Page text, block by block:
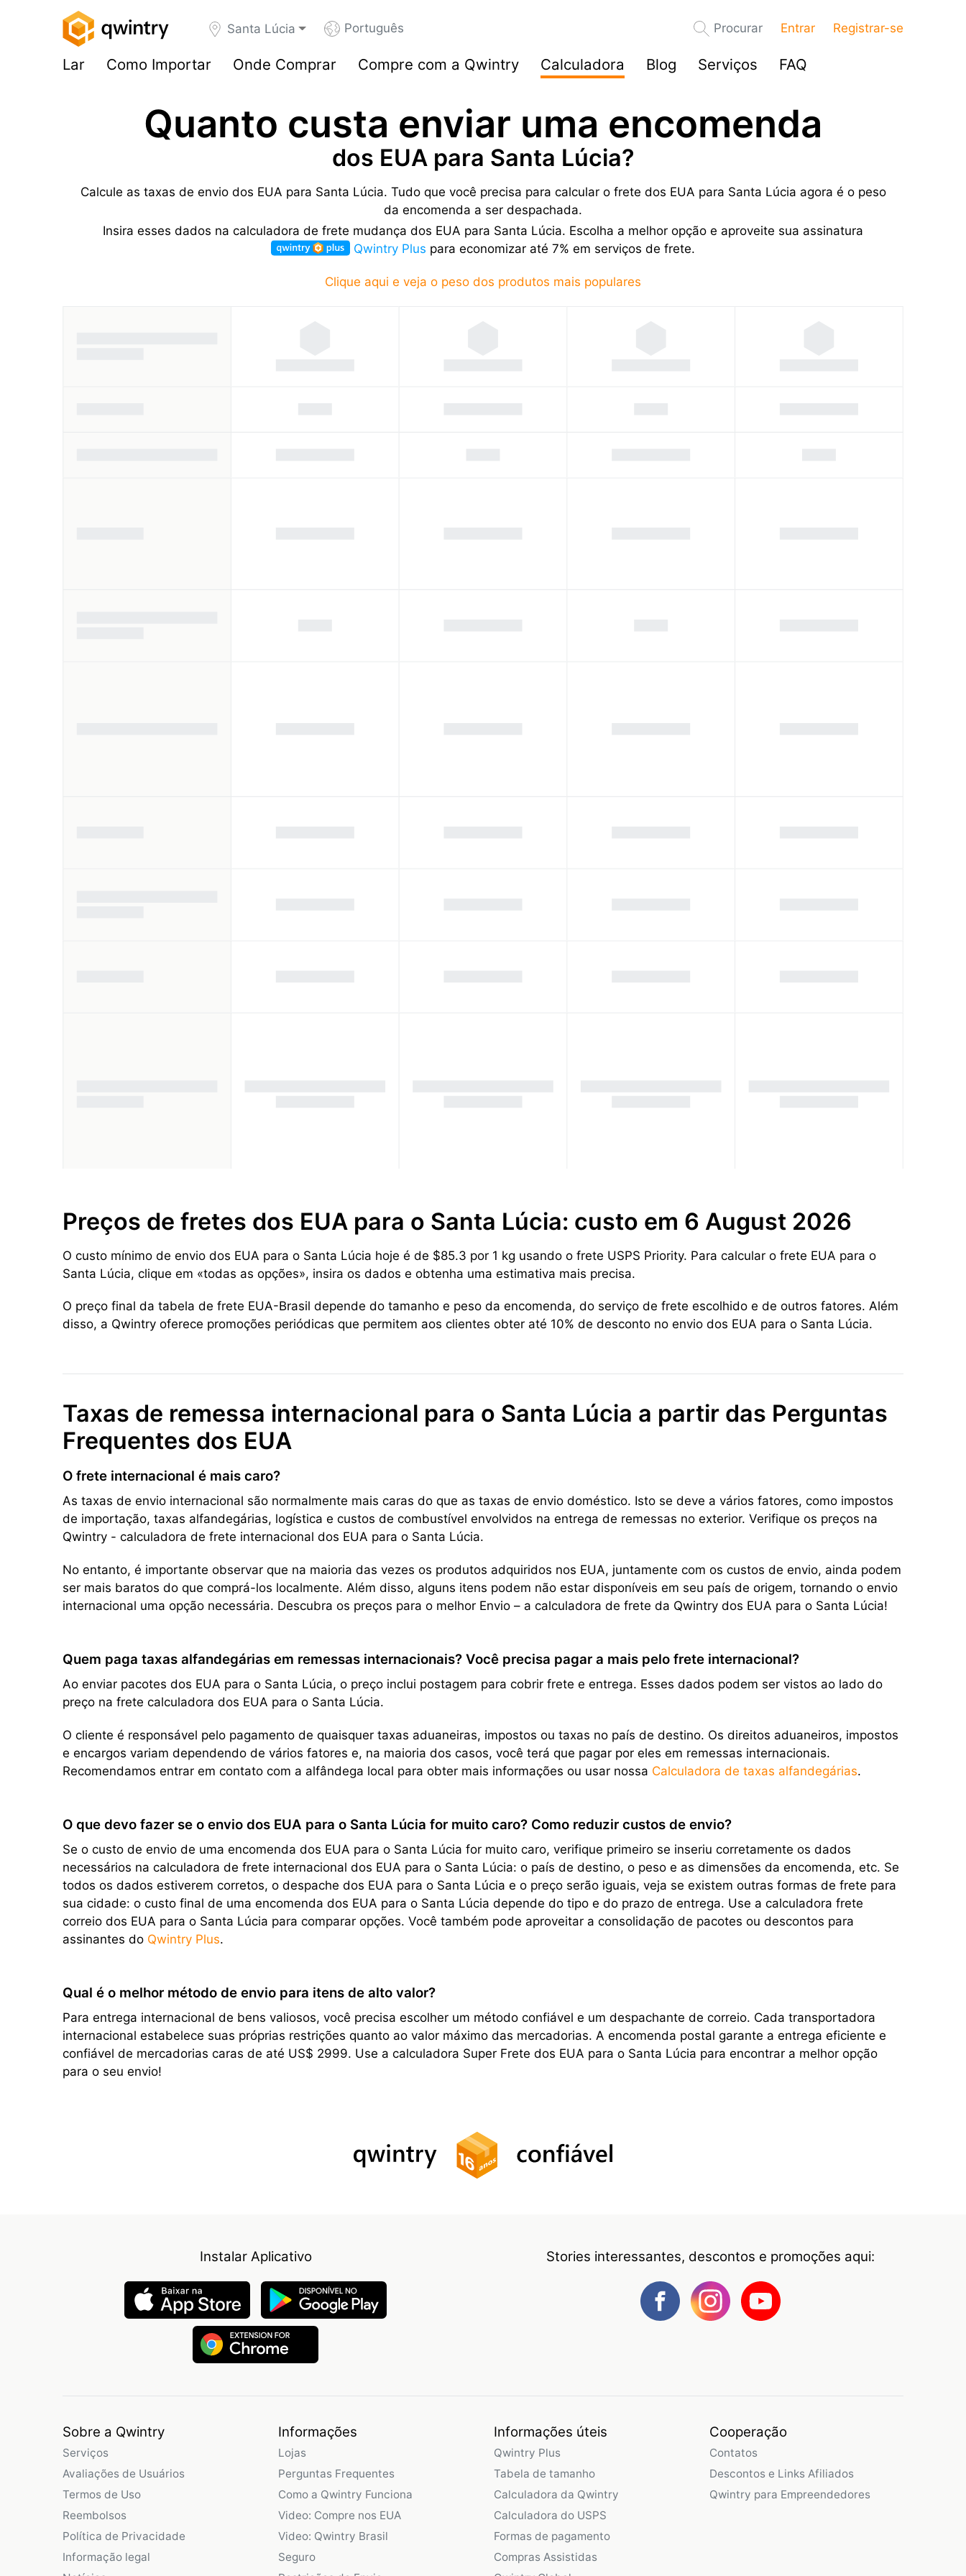
Santa Lúcia Português Procurar Entrar Registrar-se
Lar Como Importar Onde Comprar Compre com a Qwintry Calculadora Blog Serviços FAQ
Quanto custa enviar uma encomenda
dos EUA para Santa Lúcia?
Calcule as taxas de envio dos EUA para Santa Lúcia. Tudo que você precisa para calcular o frete dos EUA para Santa Lúcia agora é o peso
da encomenda a ser despachada.
Insira esses dados na calculadora de frete mudança dos EUA para Santa Lúcia. Escolha a melhor opção e aproveite sua assinatura
Qwintry Plus para economizar até 7% em serviços de frete.
Clique aqui e veja o peso dos produtos mais populares
Preços de fretes dos EUA para o Santa Lúcia: custo em 6 August 2026
O custo mínimo de envio dos EUA para o Santa Lúcia hoje é de $85.3 por 1 kg usando o frete USPS Priority. Para calcular o frete EUA para o
Santa Lúcia, clique em «todas as opções», insira os dados e obtenha uma estimativa mais precisa.
O preço final da tabela de frete EUA-Brasil depende do tamanho e peso da encomenda, do serviço de frete escolhido e de outros fatores. Além
disso, a Qwintry oferece promoções periódicas que permitem aos clientes obter até 10% de desconto no envio dos EUA para o Santa Lúcia.
Taxas de remessa internacional para o Santa Lúcia a partir das Perguntas
Frequentes dos EUA
O frete internacional é mais caro?
As taxas de envio internacional são normalmente mais caras do que as taxas de envio doméstico. Isto se deve a vários fatores, como impostos
de importação, taxas alfandegárias, logística e custos de combustível envolvidos na entrega de remessas no exterior. Verifique os preços na
Qwintry - calculadora de frete internacional dos EUA para o Santa Lúcia.
No entanto, é importante observar que na maioria das vezes os produtos adquiridos nos EUA, juntamente com os custos de envio, ainda podem
ser mais baratos do que comprá-los localmente. Além disso, alguns itens podem não estar disponíveis em seu país de origem, tornando o envio
internacional uma opção necessária. Descubra os preços para o melhor Envio – a calculadora de frete da Qwintry dos EUA para o Santa Lúcia!
Quem paga taxas alfandegárias em remessas internacionais? Você precisa pagar a mais pelo frete internacional?
Ao enviar pacotes dos EUA para o Santa Lúcia, o preço inclui postagem para cobrir frete e entrega. Esses dados podem ser vistos ao lado do
preço na frete calculadora dos EUA para o Santa Lúcia.
O cliente é responsável pelo pagamento de quaisquer taxas aduaneiras, impostos ou taxas no país de destino. Os direitos aduaneiros, impostos
e encargos variam dependendo de vários fatores e, na maioria dos casos, você terá que pagar por eles em remessas internacionais.
Recomendamos entrar em contato com a alfândega local para obter mais informações ou usar nossa Calculadora de taxas alfandegárias.
O que devo fazer se o envio dos EUA para o Santa Lúcia for muito caro? Como reduzir custos de envio?
Se o custo de envio de uma encomenda dos EUA para o Santa Lúcia for muito caro, verifique primeiro se inseriu corretamente os dados
necessários na calculadora de frete internacional dos EUA para o Santa Lúcia: o país de destino, o peso e as dimensões da encomenda, etc. Se
todos os dados estiverem corretos, o despache dos EUA para o Santa Lúcia e o preço serão iguais, veja se existem outras formas de frete para
sua cidade: o custo final de uma encomenda dos EUA para o Santa Lúcia depende do tipo e do prazo de entrega. Use a calculadora frete
correio dos EUA para o Santa Lúcia para comparar opções. Você também pode aproveitar a consolidação de pacotes ou descontos para
assinantes do Qwintry Plus.
Qual é o melhor método de envio para itens de alto valor?
Para entrega internacional de bens valiosos, você precisa escolher um método confiável e um despachante de correio. Cada transportadora
internacional estabelece suas próprias restrições quanto ao valor máximo das mercadorias. A encomenda postal garante a entrega eficiente e
confiável de mercadorias caras de até US$ 2999. Use a calculadora Super Frete dos EUA para o Santa Lúcia para encontrar a melhor opção
para o seu envio!
Instalar Aplicativo Stories interessantes, descontos e promoções aqui:
Sobre a Qwintry
Serviços
Avaliações de Usuários
Termos de Uso
Reembolsos
Política de Privacidade
Informação legal
Informações
Lojas
Perguntas Frequentes
Como a Qwintry Funciona
Video: Compre nos EUA
Video: Qwintry Brasil
Seguro
Informações úteis
Qwintry Plus
Tabela de tamanho
Calculadora da Qwintry
Calculadora do USPS
Formas de pagamento
Compras Assistidas
Cooperação
Contatos
Descontos e Links Afiliados
Qwintry para Empreendedores